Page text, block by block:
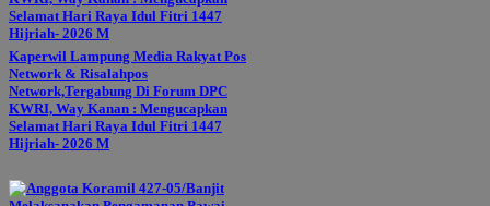
Kaperwil Lampung Media Rakyat Pos
Network & Risalahpos
Network,Tergabung Di Forum DPC
KWRI, Way Kanan : Mengucapkan
Selamat Hari Raya Idul Fitri 1447
Hijriah- 2026 M